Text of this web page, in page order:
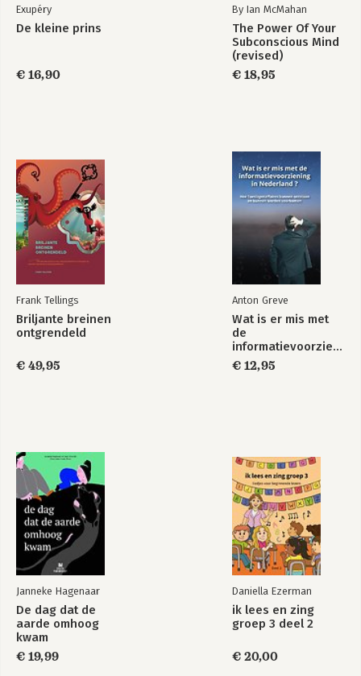
Exupéry
De kleine prins
€ 16,90
By Ian McMahan
The Power Of Your
Subconscious Mind
(revised)
€ 18,95
Frank Tellings
Briljante breinen
ontgrendeld
€ 49,95
Anton Greve
Wat is er mis met
de
informatievoorziening
in Nederland ?
€ 12,95
Janneke Hagenaar
De dag dat de
aarde omhoog
kwam
€ 19,99
Daniella Ezerman
ik lees en zing
groep 3 deel 2
€ 20,00